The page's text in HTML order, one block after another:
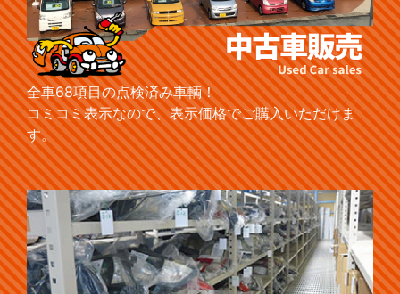
全車68項目の点検済み車輌！
コミコミ表示なので、表示価格でご購入いただけま
す。